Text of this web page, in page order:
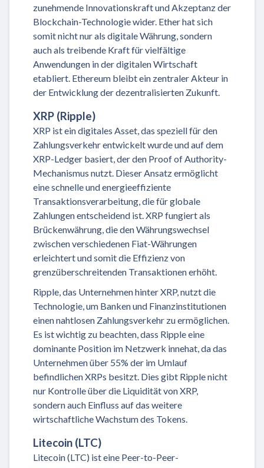
zunehmende Innovationskraft und Akzeptanz der
Blockchain-Technologie wider. Ether hat sich
somit nicht nur als digitale Währung, sondern
auch als treibende Kraft für vielfältige
Anwendungen in der digitalen Wirtschaft
etabliert. Ethereum bleibt ein zentraler Akteur in
der Entwicklung der dezentralisierten Zukunft.
XRP (Ripple)
XRP ist ein digitales Asset, das speziell für den
Zahlungsverkehr entwickelt wurde und auf dem
XRP-Ledger basiert, der den Proof of Authority-
Mechanismus nutzt. Dieser Ansatz ermöglicht
eine schnelle und energieeffiziente
Transaktionsverarbeitung, die für globale
Zahlungen entscheidend ist. XRP fungiert als
Brückenwährung, die den Währungswechsel
zwischen verschiedenen Fiat-Währungen
erleichtert und somit die Effizienz von
grenzüberschreitenden Transaktionen erhöht.
Ripple, das Unternehmen hinter XRP, nutzt die
Technologie, um Banken und Finanzinstitutionen
einen nahtlosen Zahlungsverkehr zu ermöglichen.
Es ist wichtig zu beachten, dass Ripple eine
dominante Position im Netzwerk innehat, da das
Unternehmen über 55% der im Umlauf
befindlichen XRPs besitzt. Dies gibt Ripple nicht
nur Kontrolle über die Liquidität von XRP,
sondern auch Einfluss auf das weitere
wirtschaftliche Wachstum des Tokens.
Litecoin (LTC)
Litecoin (LTC) ist eine Peer-to-Peer-